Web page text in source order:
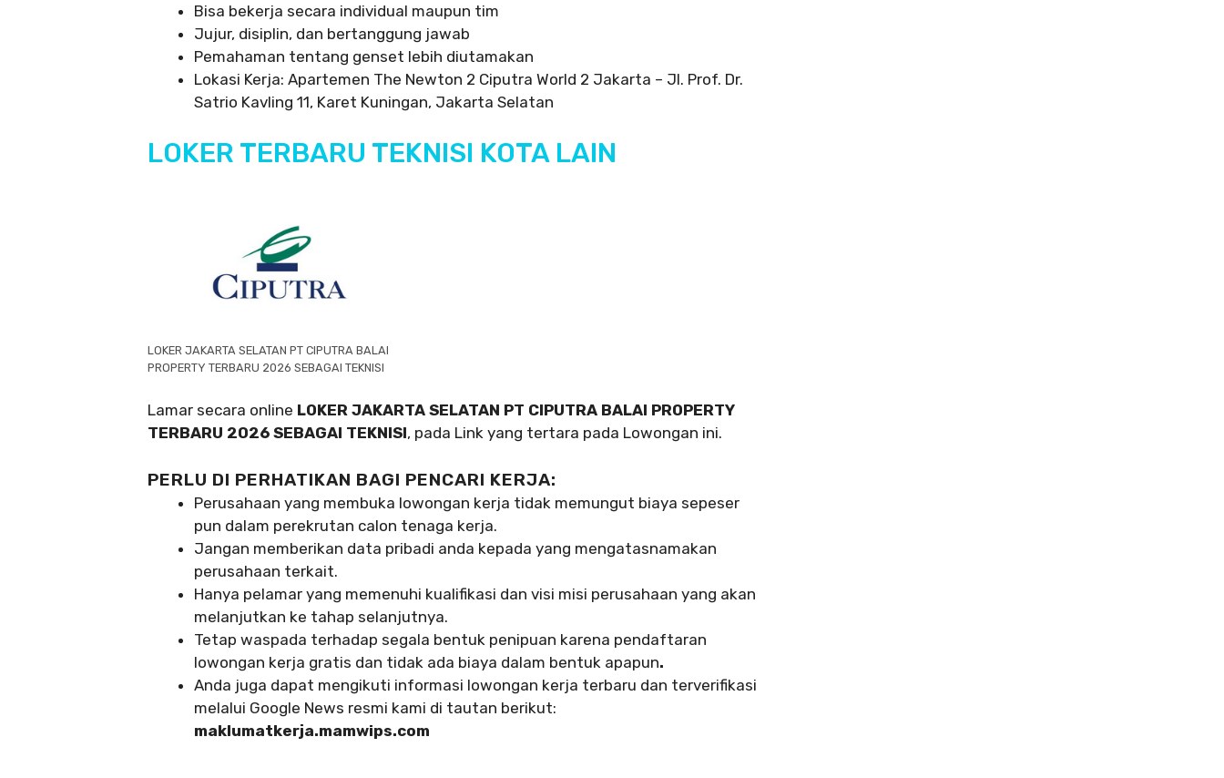
Bisa bekerja secara individual maupun tim
Jujur, disiplin, dan bertanggung jawab
Pemahaman tentang genset lebih diutamakan
Lokasi Kerja: Apartemen The Newton 2 Ciputra World 2 Jakarta – Jl. Prof. Dr.
Satrio Kavling 11, Karet Kuningan, Jakarta Selatan
LOKER TERBARU TEKNISI KOTA LAIN
LOKER JAKARTA SELATAN PT CIPUTRA BALAI
PROPERTY TERBARU 2026 SEBAGAI TEKNISI
Lamar secara online LOKER JAKARTA SELATAN PT CIPUTRA BALAI PROPERTY
TERBARU 2026 SEBAGAI TEKNISI, pada Link yang tertara pada Lowongan ini.
PERLU DI PERHATIKAN BAGI PENCARI KERJA:
Perusahaan yang membuka lowongan kerja tidak memungut biaya sepeser
pun dalam perekrutan calon tenaga kerja.
Jangan memberikan data pribadi anda kepada yang mengatasnamakan
perusahaan terkait.
Hanya pelamar yang memenuhi kualifikasi dan visi misi perusahaan yang akan
melanjutkan ke tahap selanjutnya.
Tetap waspada terhadap segala bentuk penipuan karena pendaftaran
lowongan kerja gratis dan tidak ada biaya dalam bentuk apapun.
Anda juga dapat mengikuti informasi lowongan kerja terbaru dan terverifikasi
melalui Google News resmi kami di tautan berikut:
maklumatkerja.mamwips.com